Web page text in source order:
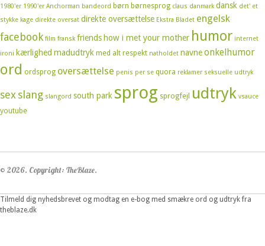
1980'er 1990'er Anchorman bandeord børn børnesprog claus danmark dansk det' et
stykke kage direkte oversat direkte oversættelse Ekstra Bladet engelsk
facebook film fransk friends how i met your mother humor internet
ironi kærlighed madudtryk med alt respekt natholdet navneonkelhumor
ord ordsprog oversættelse penis per se quora reklamer seksuelle udtryk
sexslang slangord south park sprog sprogfejl udtryk vsauce
youtube
© 2026. Copyright: TheBlaze.
Tilmeld dig nyhedsbrevet og modtag en e-bog med smækre ord og udtryk fra
theblaze.dk